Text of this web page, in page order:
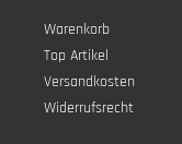
Warenkorb
Top Artikel
Versandkosten
Widerrufsrecht